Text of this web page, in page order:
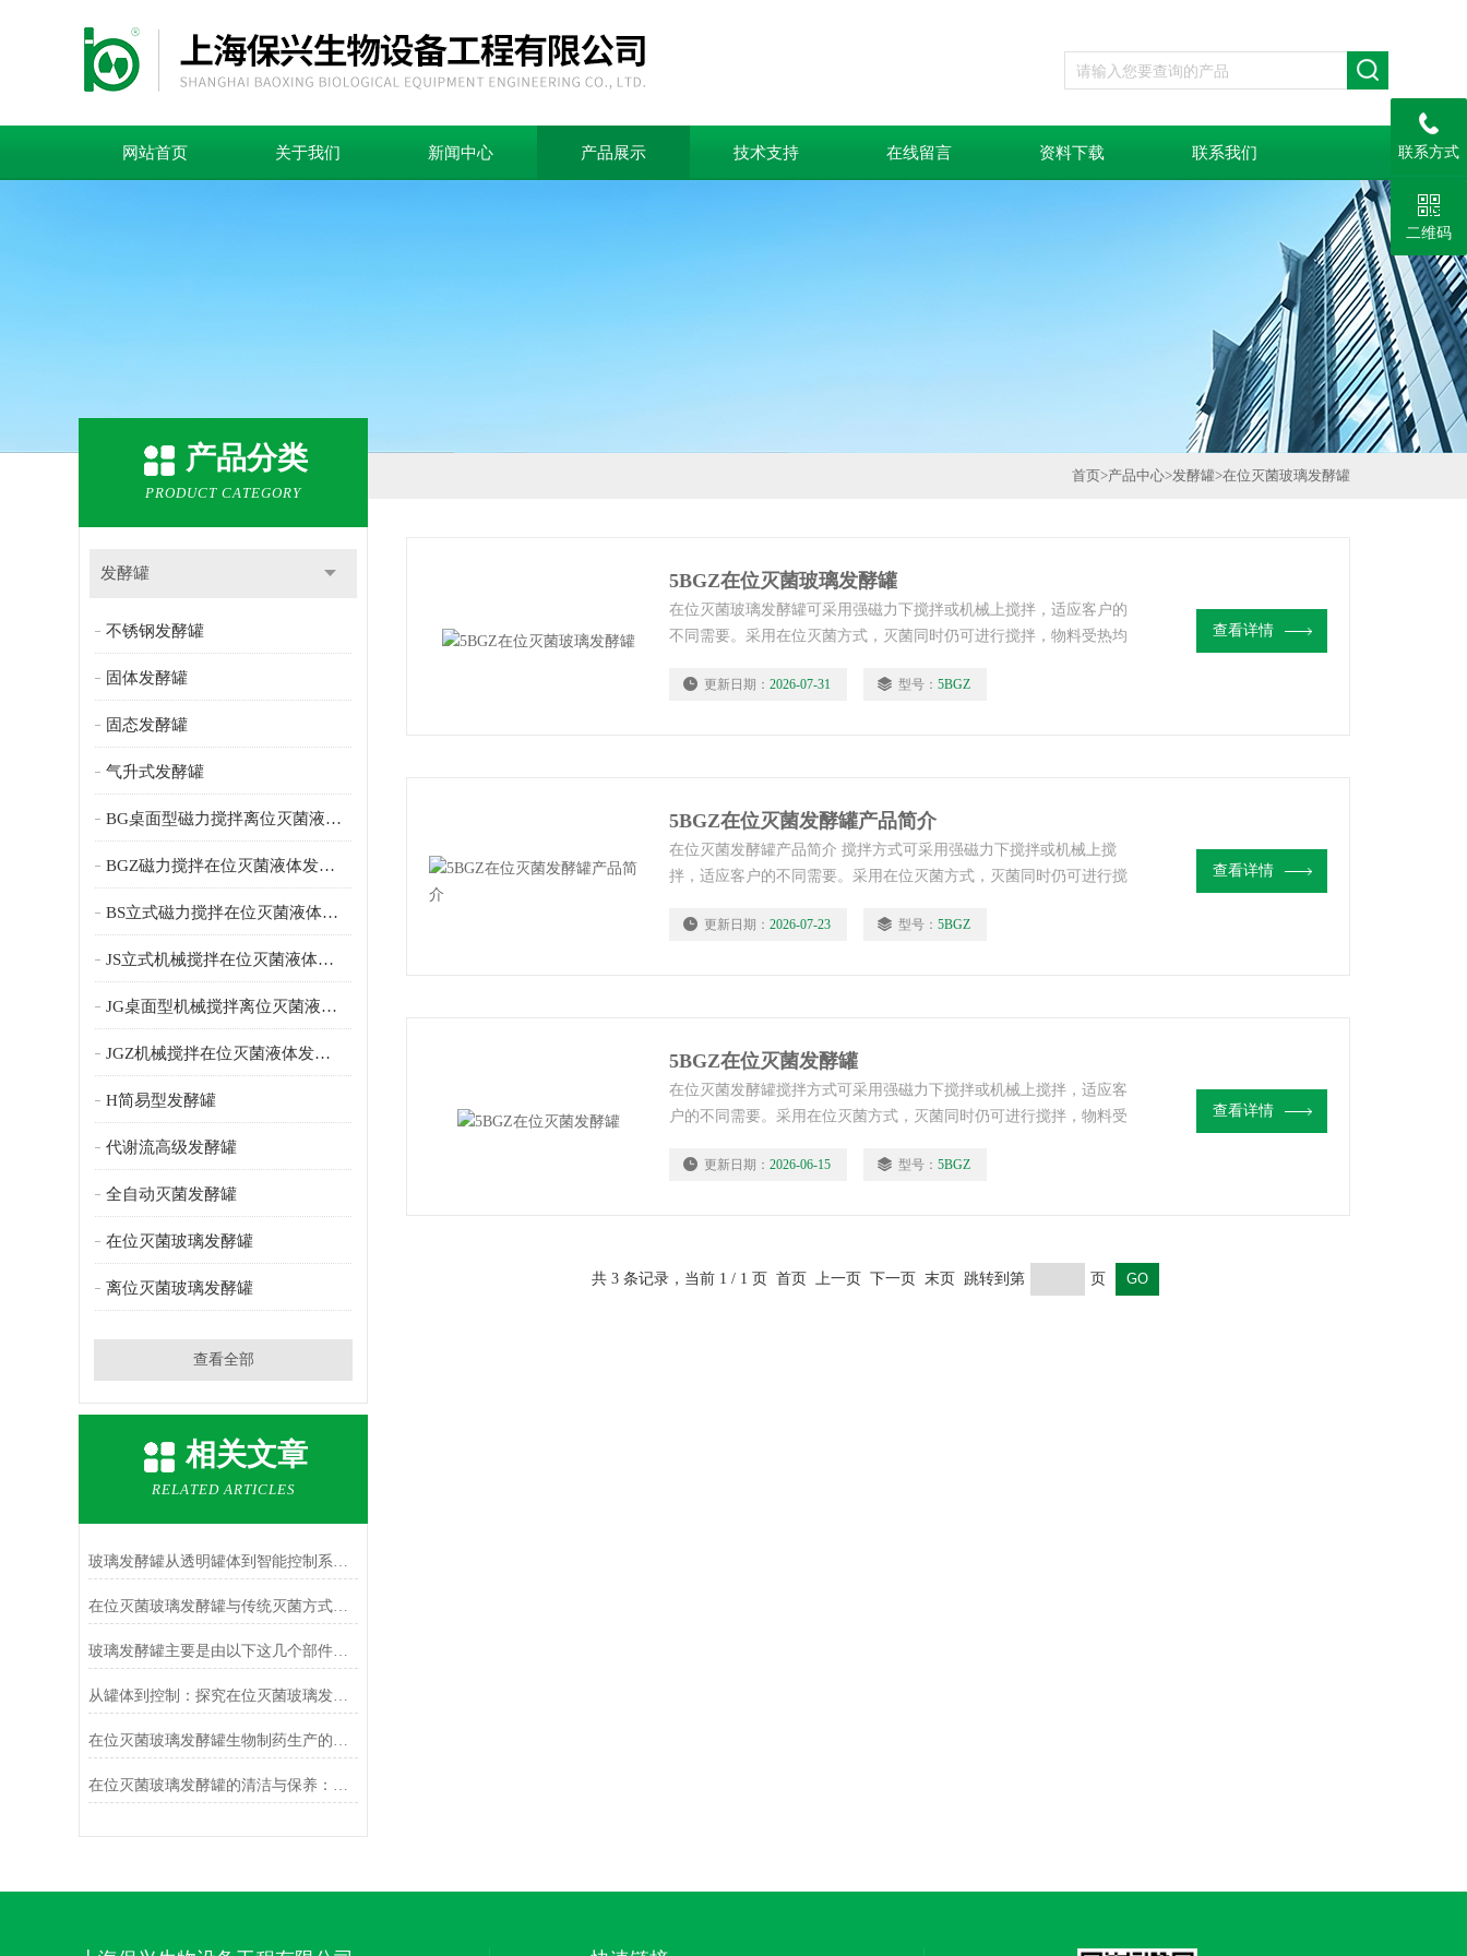
网站首页 关于我们 新闻中心 产品展示 技术支持 在线留言 资料下载 联系我们
产品分类
PRODUCT CATEGORY
发酵罐
不锈钢发酵罐
固体发酵罐
固态发酵罐
气升式发酵罐
BG桌面型磁力搅拌离位灭菌液体发酵罐
BGZ磁力搅拌在位灭菌液体发酵罐
BS立式磁力搅拌在位灭菌液体发酵罐
JS立式机械搅拌在位灭菌液体发酵罐
JG桌面型机械搅拌离位灭菌液体发酵罐
JGZ机械搅拌在位灭菌液体发酵罐
H简易型发酵罐
代谢流高级发酵罐
全自动灭菌发酵罐
在位灭菌玻璃发酵罐
离位灭菌玻璃发酵罐
查看全部
相关文章
RELATED ARTICLES
玻璃发酵罐从透明罐体到智能控制系统的精密协作
在位灭菌玻璃发酵罐与传统灭菌方式的比较与优势分析
玻璃发酵罐主要是由以下这几个部件组成的
从罐体到控制：探究在位灭菌玻璃发酵罐原理
在位灭菌玻璃发酵罐生物制药生产的无菌保障核心
在位灭菌玻璃发酵罐的清洁与保养：确保无菌环境的关键
首页>产品中心>发酵罐>在位灭菌玻璃发酵罐
5BGZ在位灭菌玻璃发酵罐
在位灭菌玻璃发酵罐可采用强磁力下搅拌或机械上搅拌，适应客户的
不同需要。采用在位灭菌方式，灭菌同时仍可进行搅拌，物料受热均
更新日期： 2026-07-31 型号： 5BGZ
查看详情
5BGZ在位灭菌发酵罐产品简介
在位灭菌发酵罐产品简介 搅拌方式可采用强磁力下搅拌或机械上搅
拌，适应客户的不同需要。采用在位灭菌方式，灭菌同时仍可进行搅
更新日期： 2026-07-23 型号： 5BGZ
查看详情
5BGZ在位灭菌发酵罐
在位灭菌发酵罐搅拌方式可采用强磁力下搅拌或机械上搅拌，适应客
户的不同需要。采用在位灭菌方式，灭菌同时仍可进行搅拌，物料受
更新日期： 2026-06-15 型号： 5BGZ
查看详情
共 3 条记录，当前 1 / 1 页 首页 上一页 下一页 末页 跳转到第 页
联系方式
二维码